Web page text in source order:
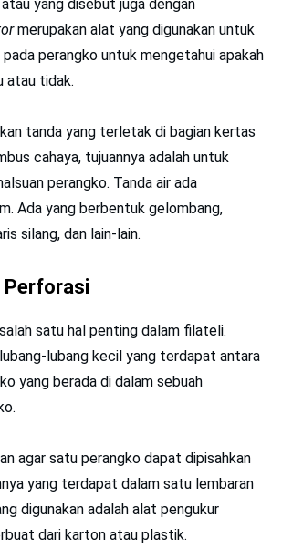
yang disebut juga dengan
merupakan alat yang digunakan untuk
perangko untuk mengetahui apakah
atau tidak.
tanda yang terletak di bagian kertas
cahaya, tujuannya adalah untuk
perangko. Tanda air ada
Ada yang berbentuk gelombang,
silang, dan lain-lain.
Perforasi
satu hal penting dalam filateli.
lubang kecil yang terdapat antara
yang berada di dalam sebuah
agar satu perangko dapat dipisahkan
yang terdapat dalam satu lembaran
digunakan adalah alat pengukur
dari karton atau plastik.